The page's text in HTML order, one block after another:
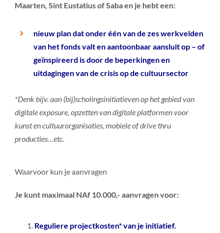
Maarten, Sint Eustatius of Saba en je hebt een:
nieuw plan dat onder één van de zes werkvelden
van het fonds valt en aantoonbaar aansluit op – of
geïnspireerd is door de beperkingen en
uitdagingen van de crisis op de cultuursector
*Denk bijv. aan (bij)scholingsinitiatieven op het gebied van
digitale exposure, opzetten van digitale platformen voor
kunst en cultuurorganisaties, mobiele of drive thru
producties…etc.
Waarvoor kun je aanvragen
Je kunt maximaal NAf 10.000,- aanvragen voor:
Reguliere projectkosten* van je initiatief.